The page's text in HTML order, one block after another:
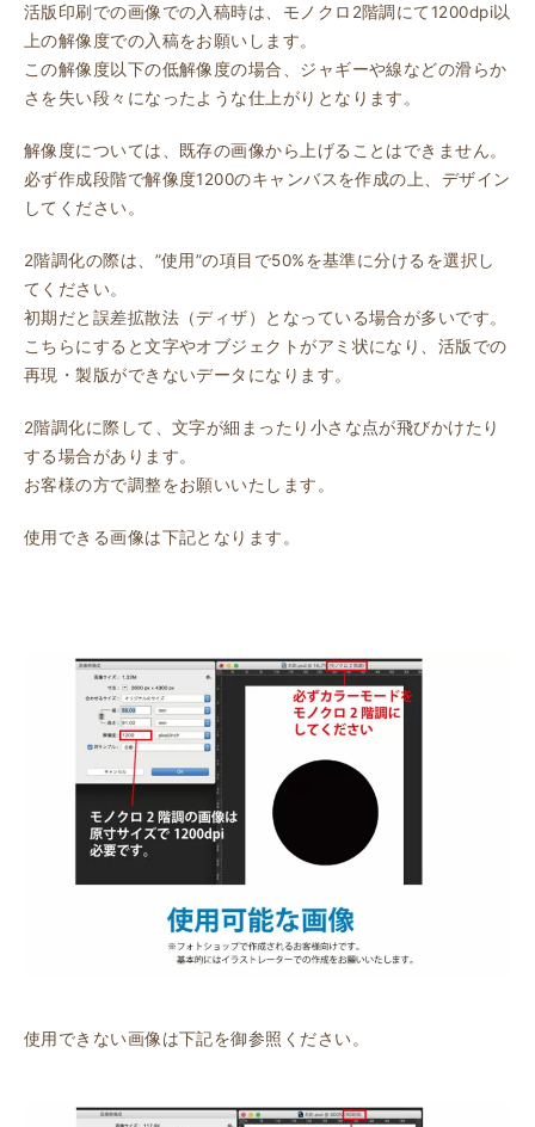
活版印刷での画像での入稿時は、モノクロ2階調にて1200dpi以
上の解像度での入稿をお願いします。
この解像度以下の低解像度の場合、ジャギーや線などの滑らか
さを失い段々になったような仕上がりとなります。
解像度については、既存の画像から上げることはできません。
必ず作成段階で解像度1200のキャンバスを作成の上、デザイン
してください。
2階調化の際は、”使用”の項目で50%を基準に分けるを選択し
てください。
初期だと誤差拡散法（ディザ）となっている場合が多いです。
こちらにすると文字やオブジェクトがアミ状になり、活版での
再現・製版ができないデータになります。
2階調化に際して、文字が細まったり小さな点が飛びかけたり
する場合があります。
お客様の方で調整をお願いいたします。
使用できる画像は下記となります。
使用できない画像は下記を御参照ください。